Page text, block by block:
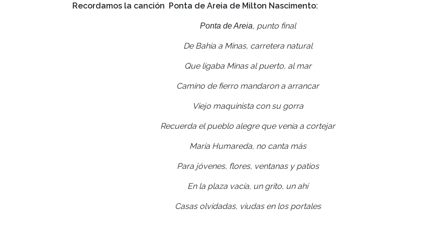
Recordamos la canción Ponta de Areia de Milton Nascimento:
Ponta de Areia, punto final
De Bahia a Minas, carretera natural
Que ligaba Minas al puerto, al mar
Camino de fierro mandaron a arrancar
Viejo maquinista con su gorra
Recuerda el pueblo alegre que venía a cortejar
María Humareda, no canta más
Para jóvenes, flores, ventanas y patios
En la plaza vacía, un grito, un ahí
Casas olvidadas, viudas en los portales